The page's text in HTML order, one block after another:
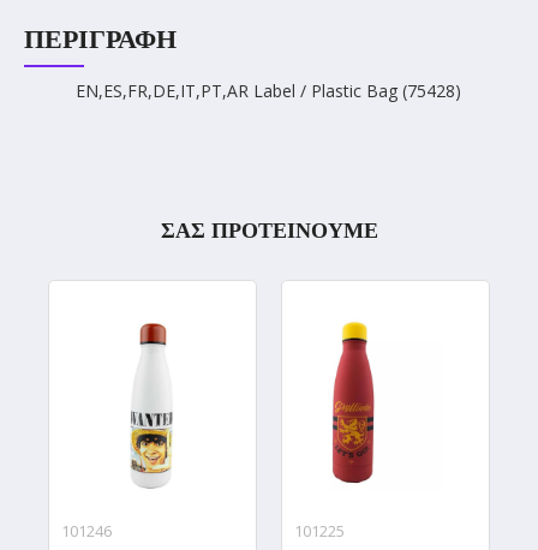
ΠΕΡΙΓΡΑΦΉ
EN,ES,FR,DE,IT,PT,AR Label / Plastic Bag (75428)
ΣΑΣ ΠΡΟΤΕΙΝΟΥΜΕ
101246
101225